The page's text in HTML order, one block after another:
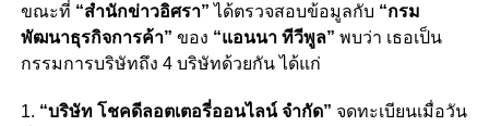
ขณะที่ “สำนักข่าวอิศรา”ได้ตรวจสอบข้อมูลกับ “กรม
พัฒนาธุรกิจการค้า” ของ “แอนนา ทีวีพูล” พบว่า เธอเป็น
กรรมการบริษัทถึง 4 บริษัทด้วยกัน ได้แก่
1. “บริษัท โชคดีลอตเตอรี่ออนไลน์ จำกัด” จดทะเบียนเมื่อวัน